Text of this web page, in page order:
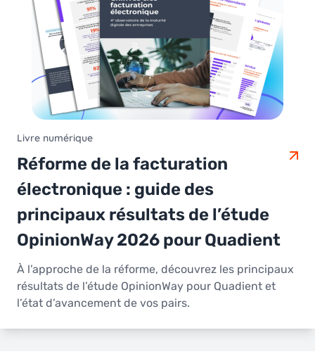
Livre numérique
Réforme de la facturation
électronique : guide des
principaux résultats de l’étude
OpinionWay 2026 pour Quadient
À l’approche de la réforme, découvrez les principaux
résultats de l’étude OpinionWay pour Quadient et
l’état d’avancement de vos pairs.